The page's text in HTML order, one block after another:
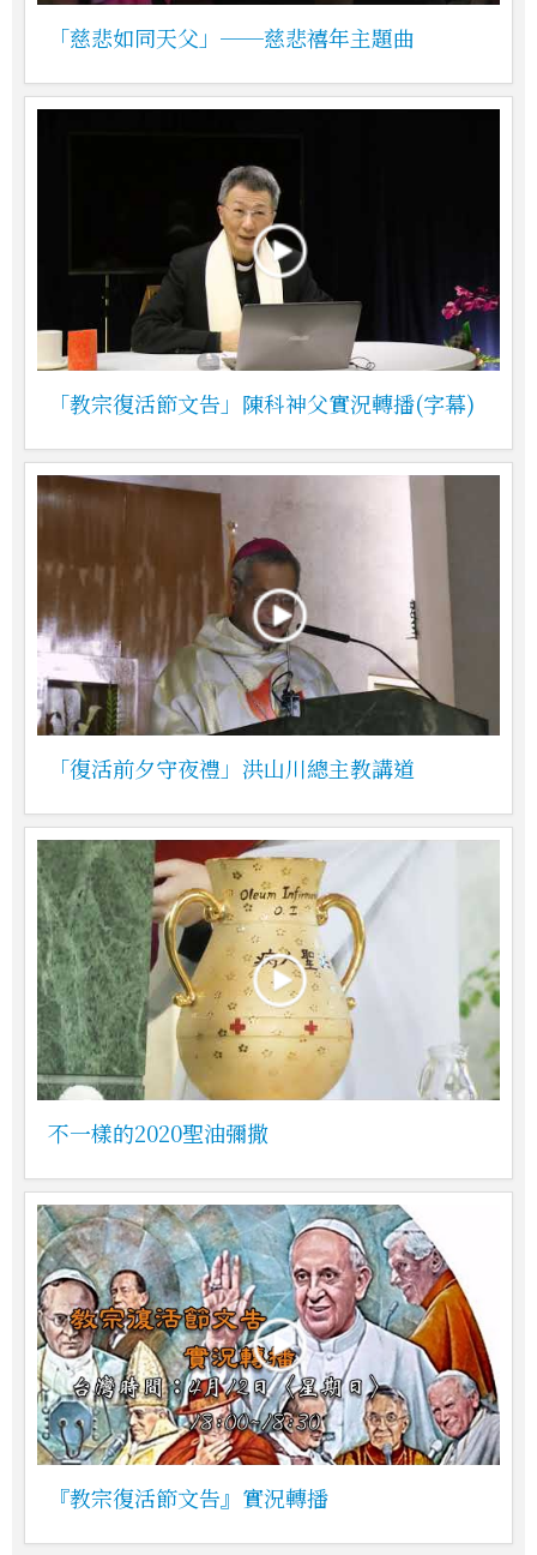
「慈悲如同天父」──慈悲禧年主題曲
「教宗復活節文告」陳科神父實況轉播(字幕)
「復活前夕守夜禮」洪山川總主教講道
不一樣的2020聖油彌撒
『教宗復活節文告』實況轉播